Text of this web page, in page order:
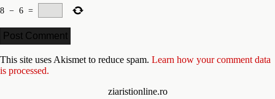
8 − 6 =
This site uses Akismet to reduce spam. Learn how your comment data
is processed.
ziaristionline.ro